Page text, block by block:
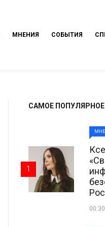
МНЕНИЯ СОБЫТИЯ
САМОЕ ПОПУЛЯРНОЕ
1